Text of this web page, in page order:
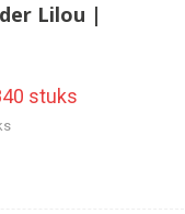
Lilou |
stuks